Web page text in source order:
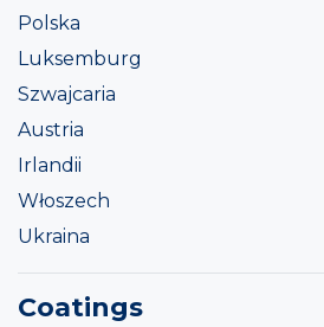
Polska
Luksemburg
Szwajcaria
Austria
Irlandii
Włoszech
Ukraina
Coatings